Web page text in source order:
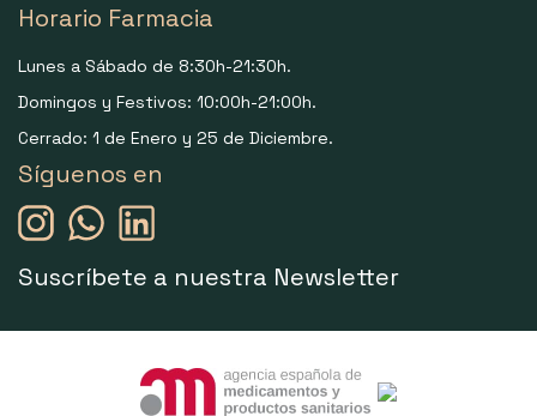
Horario Farmacia
Lunes a Sábado de 8:30h-21:30h.
Domingos y Festivos: 10:00h-21:00h.
Cerrado: 1 de Enero y 25 de Diciembre.
Síguenos en
Suscríbete a nuestra Newsletter